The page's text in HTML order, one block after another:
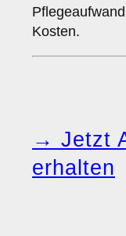
Kosten.
→ Jetzt
erhalten